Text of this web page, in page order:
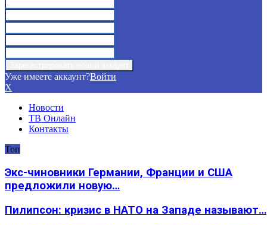
Уже имеете аккаунт?Войти
X
Новости
ТВ Онлайн
Контакты
Топ
Экс-чиновники Германии, Франции и США
предложили новую…
Пилипсон: кризис в НАТО на Западе называют…